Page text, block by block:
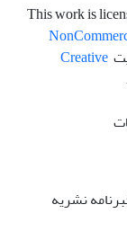
Creative
نشریه